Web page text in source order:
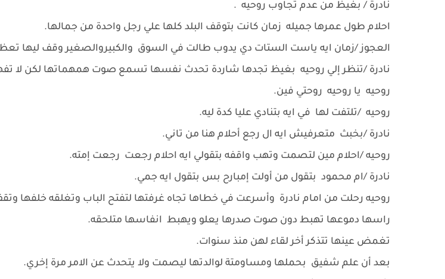
نادرة / بغيظ من عدم تجاوب روحيه .
احلام طول عمرها جميله زمان كانت بتوقف البلد كلها علي رجل واحدة من جمالها.
العجوز /زمان ايه ياست الستات دي يدوب طالت في السوق والكبيروالصغير وقف ليها
نادرة /تنظر إلي روحيه بغيظ تجدها شاردة تحدث نفسها تسمع صوت همهماتها لكن لا
روحيه يا روحيه روحتي فين.
روحيه /تلتفت لها في ايه بتنادي عليا كدة ليه.
نادرة /بخبث متعرفيش ايه ال رجع أحلام هنا من تاني.
روحيه /احلام مين لتصمت وتهب واقفه بتقولي ايه احلام رجعت رجعت إمته.
نادرة /ام محمود بتقول من أولت إمبارح بس بتقول ايه جمي.
روحيه رحلت من امام نادرة وأسرعت في خطاها تجاه غرفتها لتفتح الباب وتغلقه خلفها
راسها دموعها تهبط دون صوت صدرها يعلو ويهبط انفاسها متلحقه.
تغمض عينها تتذكر أخر لقاء لهن منذ سنوات.
بعد أن علم شفيق بحملها ومساومتة لوالدتها ليصمت ولا يتحدث عن الامر مرة إخري.